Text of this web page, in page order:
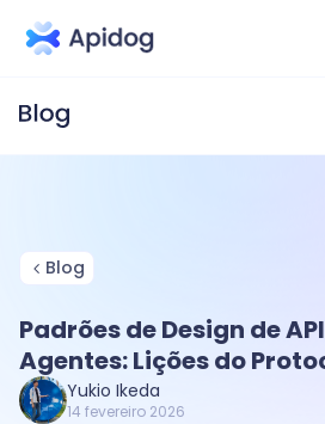
Blog
Padrões de Design de
Agentes: Lições do
Yukio Ikeda
14 fevereiro 2026